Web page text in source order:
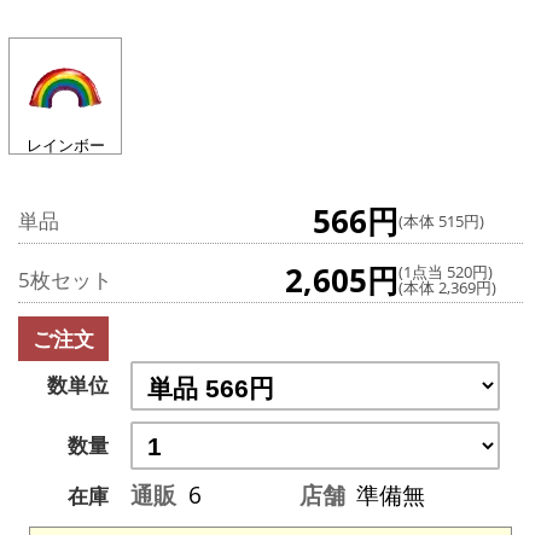
レインボー
単品 566円(本体 515円)
5枚セット 2,605円(1点当 520円)
(本体 2,369円)
ご注文
数単位
数量
在庫
通販 6 店舗 準備無